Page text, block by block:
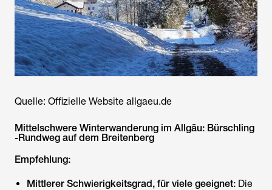
Quelle: Offizielle Website allgaeu.de
Mittelschwere Winterwanderung im Allgäu: Bürschling
-Rundweg auf dem Breitenberg
Empfehlung:
Mittlerer Schwierigkeitsgrad, für viele geeignet: Die